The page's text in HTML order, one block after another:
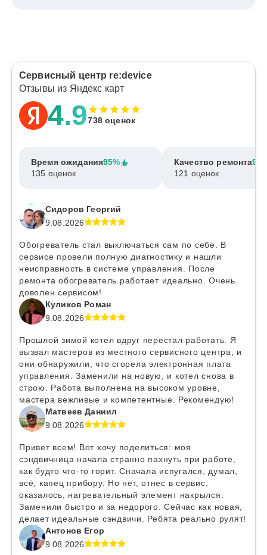
Сервисный центр re:device
Отзывы из Яндекс карт
4.9738 оценок
Время ожидания95%
135 оценок
Качество ремонта
121 оценок
Сидоров Георгий
9.08.2026
Обогреватель стал выключаться сам по себе. В
сервисе провели полную диагностику и нашли
неисправность в системе управления. После
ремонта обогреватель работает идеально. Очень
доволен сервисом!
Куликов Роман
9.08.2026
Прошлой зимой котел вдруг перестал работать. Я
вызвал мастеров из местного сервисного центра, и
они обнаружили, что сгорела электронная плата
управления. Заменили на новую, и котел снова в
строю. Работа выполнена на высоком уровне,
мастера вежливые и компетентные. Рекомендую!
Матвеев Даниил
9.08.2026
Привет всем! Вот хочу поделиться: моя
сэндвичница начала странно пахнуть при работе,
как будто что-то горит. Сначала испугался, думал,
всё, капец прибору. Но нет, отнес в сервис,
оказалось, нагревательный элемент накрылся.
Заменили быстро и за недорого. Сейчас как новая,
делает идеальные сэндвичи. Ребята реально рулят!
Антонов Егор
9.08.2026